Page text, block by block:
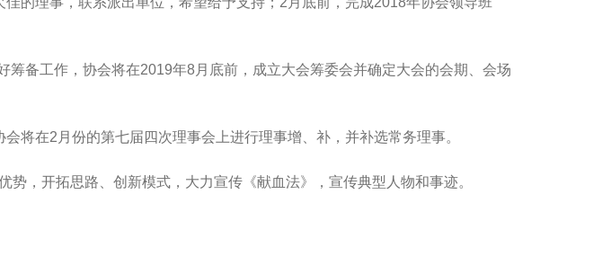
备工作，协会将在2019年8月底前，成立大会筹委会并确定大会的会期、会场
在2月份的第七届四次理事会上进行理事增、补，并补选常务理事。
开拓思路、创新模式，大力宣传《献血法》，宣传典型人物和事迹。